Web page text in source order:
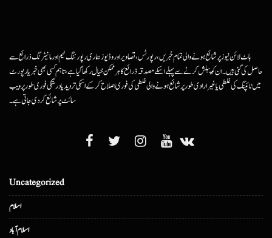
ہاٹ لائن نیوز پر شائع ہونے والی تمام خبریں، رپورٹس، تصاویر اور وڈیوز ہماری رپورٹنگ ٹیم اور مانیٹرنگ ذرائع سے
حاصل کی گئی ہیں۔ ان کو پبلش کرنے سے پہلے اسکے مصدقہ ذرائع کا ہرممکن خیال رکھا گیا ہے، تاہم کسی بھی خبر یا رپورٹ
میں ٹائپنگ کی غلطی یا غیرارادی طور پر شائع ہونے والی غلطی کی فوری اصلاح کرکے اسکی تردید یا درستگی فوری طور پر ویب
سائٹ پر شائع کردی جاتی ہے۔
Uncategorized
اسلام
اسلام آباد